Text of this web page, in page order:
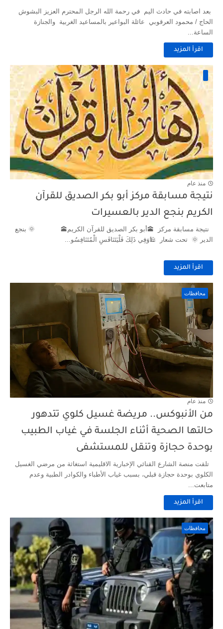
بعد اصابته في حادث اليم في رحمة الله الرجل المحترم العزيز البشوش
الحاج / محمود العرقوبي عائلة البواعير بالمساعيد الغربية والجنازة
الساعة...
اقرأ المزيد
منذ عام
نتيجة مسابقة مركز أبو بكر الصديق للقرآن
الكريم بنجع الدير بالعسيرات
نتيجة مسابقة مركز 🕋أبو بكر الصديق للقرآن الكريم🕋 🌞 بنجع
الدير 🌞 تحت شعار 🕌وَفِي ذَلِكَ فَلْيَتَنَافَسِ الْمُتَنَافِسُو...
اقرأ المزيد
محافظات
منذ عام
من الأنبوكس.. مريضة غسيل كلوي تتدهور
حالتها الصحية أثناء الجلسة في غياب الطبيب
بوحدة حجازة وتنقل للمستشفى
تلقت منصة الشارع القنائي الإخبارية الاقليمية استغاثة من مرضي الغسيل
الكلوي بوحدة حجازة قبلي، بسبب غياب الأطباء والكوادر الطبية وعدم
متابعت...
اقرأ المزيد
محافظات